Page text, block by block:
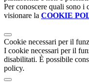
Per conoscere quali sono i
visionare la COOKIE
Cookie necessari per il
I cookie necessari per il
disabilitati. È possibile
policy.